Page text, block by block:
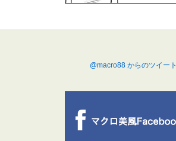
@macro88 からのツイート